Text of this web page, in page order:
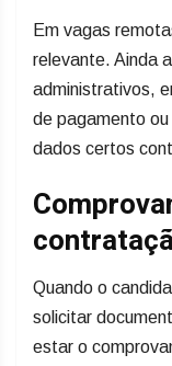
Em vagas
relevante. Ainda
administrativos,
de pagamento
dados certos
Quando o
solicitar
estar o